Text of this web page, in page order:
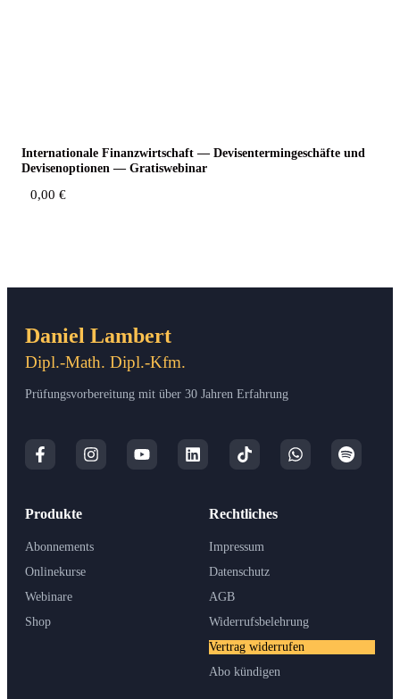
Inter­na­tio­na­le Finanz­wirt­schaft — Devi­sen­ter­min­ge­schäf­te und
Devi­sen­op­tio­nen — Gratiswebinar
0,00 €
Daniel Lambert
Dipl.-Math. Dipl.-Kfm.
Prüfungsvorbereitung mit über 30 Jahren Erfahrung
Produkte
Abonnements
Onlinekurse
Webinare
Shop
Rechtliches
Impressum
Datenschutz
AGB
Widerrufsbelehrung
Vertrag widerrufen
Abo kündigen